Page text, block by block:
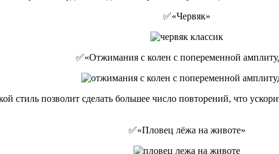
✅«Червяк»
✅«Отжимания с колен с попеременной
стиль позволит сделать большее число повторений, что
✅«Пловец лёжа на животе»